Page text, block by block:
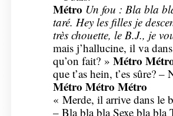
Métro Un fou : Bla bla
taré. Hey les filles je
très chouette, le B.J., je
mais j’hallucine, il va
qu’on fait? » Métro
que t’as hein, t’es sûre?
Métro Métro Métro
« Merde, il arrive dans le
– Bla bla bla Sexe bla bla